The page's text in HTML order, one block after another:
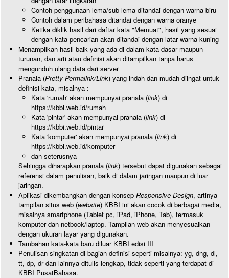
Contoh penggunaan lema/sub-lema ditandai dengan warna biru
Contoh dalam peribahasa ditandai dengan warna oranye
Ketika diklik hasil dari daftar kata "Memuat", hasil yang sesuai
dengan kata pencarian akan ditandai dengan latar warna kuning
Menampilkan hasil baik yang ada di dalam kata dasar maupun
turunan, dan arti atau definisi akan ditampilkan tanpa harus
mengunduh ulang data dari server
Pranala (Pretty Permalink/Link) yang indah dan mudah diingat untuk
definisi kata, misalnya :
Kata 'rumah' akan mempunyai pranala (link) di
https://kbbi.web.id/rumah
Kata 'pintar' akan mempunyai pranala (link) di
https://kbbi.web.id/pintar
Kata 'komputer' akan mempunyai pranala (link) di
https://kbbi.web.id/komputer
dan seterusnya
Sehingga diharapkan pranala (link) tersebut dapat digunakan sebagai
referensi dalam penulisan, baik di dalam jaringan maupun di luar
jaringan.
Aplikasi dikembangkan dengan konsep Responsive Design, artinya
tampilan situs web (website) KBBI ini akan cocok di berbagai media,
misalnya smartphone (Tablet pc, iPad, iPhone, Tab), termasuk
komputer dan netbook/laptop. Tampilan web akan menyesuaikan
dengan ukuran layar yang digunakan.
Tambahan kata-kata baru diluar KBBI edisi III
Penulisan singkatan di bagian definisi seperti misalnya: yg, dng, dl,
tt, dp, dr dan lainnya ditulis lengkap, tidak seperti yang terdapat di
KBBI PusatBahasa.